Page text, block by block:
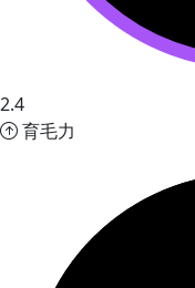
2.4
育毛力